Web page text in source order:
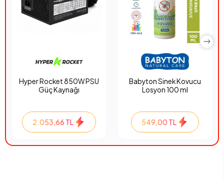
Hyper Rocket 850W PSU
Güç Kaynağı
2.053,66 TL
Babyton Sinek Kovucu
Losyon 100 ml
549,00 TL